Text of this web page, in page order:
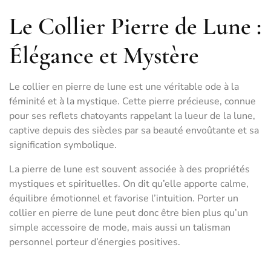
Le Collier Pierre de Lune :
Élégance et Mystère
Le collier en pierre de lune est une véritable ode à la
féminité et à la mystique. Cette pierre précieuse, connue
pour ses reflets chatoyants rappelant la lueur de la lune,
captive depuis des siècles par sa beauté envoûtante et sa
signification symbolique.
La pierre de lune est souvent associée à des propriétés
mystiques et spirituelles. On dit qu’elle apporte calme,
équilibre émotionnel et favorise l’intuition. Porter un
collier en pierre de lune peut donc être bien plus qu’un
simple accessoire de mode, mais aussi un talisman
personnel porteur d’énergies positives.